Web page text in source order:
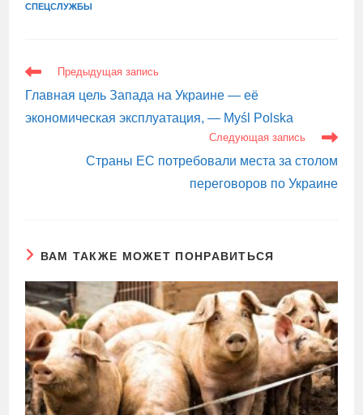
СПЕЦСЛУЖБЫ
ЕЩЕ
СТАТЬИ
Предыдущая запись
Главная цель Запада на Украине — её
экономическая эксплуатация, — Myśl Polska
Следующая запись
Страны ЕС потребовали места за столом
переговоров по Украине
ВАМ ТАКЖЕ МОЖЕТ ПОНРАВИТЬСЯ